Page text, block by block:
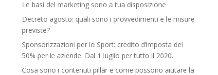
Le basi del marketing sono a tua disposizione
Decreto agosto: quali sono i provvedimenti e le misure
previste?
Sponsorizzazioni per lo Sport: credito d’imposta del
50% per le aziende. Dal 1 luglio per tutto il 2020.
Cosa sono i contenuti pillar e come possono aiutare la